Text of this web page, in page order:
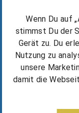
Wenn Du auf
stimmst Du der
Gerät zu. Du
Nutzung zu
unsere
damit die
Kostenlos starten
Die Michlbauer
Kurse & Unterricht
⁠Harmonika kaufen
Deine